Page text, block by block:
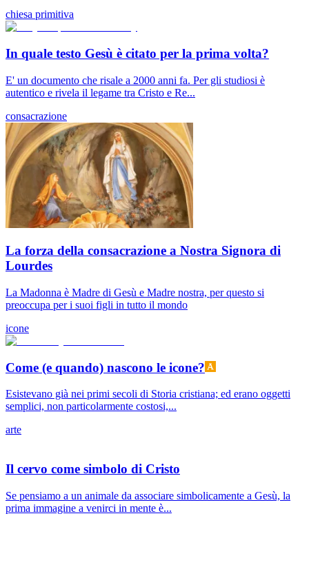
chiesa primitiva
In quale testo Gesù è citato per la prima volta?
E' un documento che risale a 2000 anni fa. Per gli studiosi è
autentico e rivela il legame tra Cristo e Re...
consacrazione
La forza della consacrazione a Nostra Signora di
Lourdes
La Madonna è Madre di Gesù e Madre nostra, per questo si
preoccupa per i suoi figli in tutto il mondo
icone
Come (e quando) nascono le icone?
Esistevano già nei primi secoli di Storia cristiana; ed erano oggetti
semplici, non particolarmente costosi,...
arte
Il cervo come simbolo di Cristo
Se pensiamo a un animale da associare simbolicamente a Gesù, la
prima immagine a venirci in mente è...